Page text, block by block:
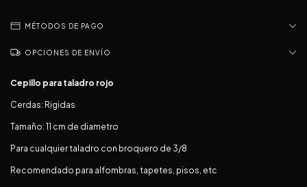
MÉTODOS DE PAGO
OPCIONES DE ENVÍO
Cepillo para taladro rojo
Cerdas: Rigidas
Tamaño: 11 cm de diametro
Para cualquier taladro con broquero de 3/8
Recomendado para alfombras, tapetes, pisos, etc